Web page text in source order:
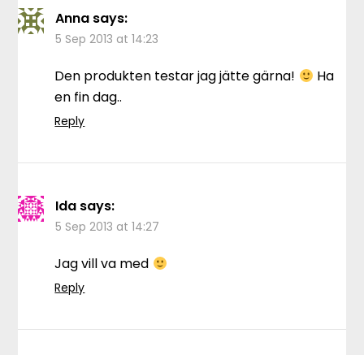
Anna says:
5 Sep 2013 at 14:23
Den produkten testar jag jätte gärna!
Ha
en fin dag..
Reply
Ida says:
5 Sep 2013 at 14:27
Jag vill va med
Reply